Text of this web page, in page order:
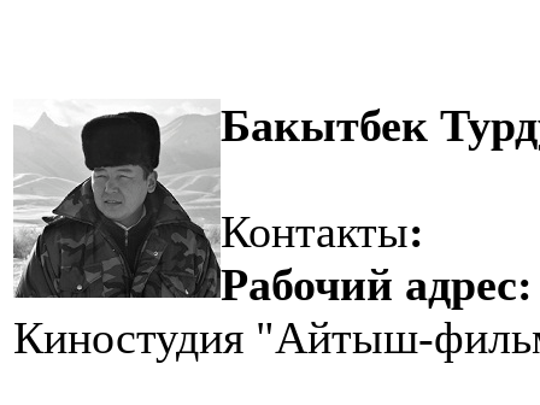
Бакытбек
Контакты:
Рабочий адрес:
Киностудия "Айтыш-